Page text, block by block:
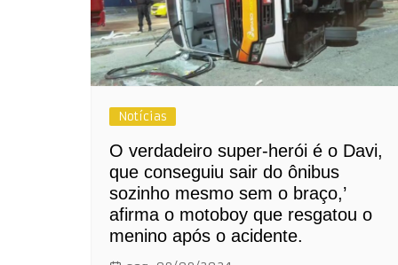
Notícias
O verdadeiro super-herói é o Davi,
que conseguiu sair do ônibus
sozinho mesmo sem o braço,’
afirma o motoboy que resgatou o
menino após o acidente.